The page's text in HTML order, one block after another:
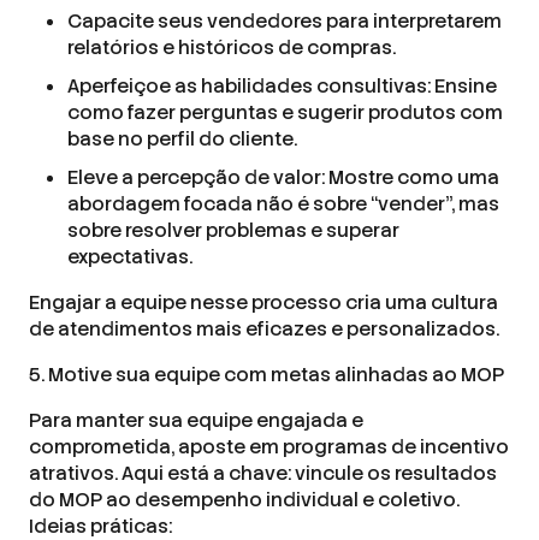
Capacite seus vendedores para interpretarem
relatórios e históricos de compras.
Aperfeiçoe as habilidades consultivas: Ensine
como fazer perguntas e sugerir produtos com
base no perfil do cliente.
Eleve a percepção de valor: Mostre como uma
abordagem focada não é sobre “vender”, mas
sobre resolver problemas e superar
expectativas.
Engajar a equipe nesse processo cria uma cultura
de atendimentos mais eficazes e personalizados.
5. Motive sua equipe com metas alinhadas ao MOP
Para manter sua equipe engajada e
comprometida, aposte em programas de incentivo
atrativos. Aqui está a chave: vincule os resultados
do MOP ao desempenho individual e coletivo.
Ideias práticas: